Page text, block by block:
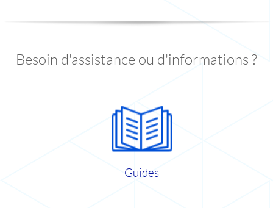
Besoin d'assistance ou d'informations ?
Guides